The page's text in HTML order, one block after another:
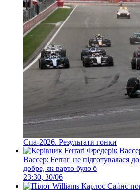
Спа-2026. Результати гонки
Вассер: Ferrari не підготувалася
добре, як варто було б
23:30, 30/06